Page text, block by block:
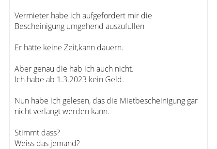
Vermieter habe ich aufgefordert mir die
Bescheinigung umgehend auszufüllen
Er hätte keine Zeit,kann dauern.
Aber genau die hab ich auch nicht.
Ich habe ab 1.3.2023 kein Geld.
Nun habe ich gelesen, das die Mietbescheinigung gar
nicht verlangt werden kann.
Stimmt dass?
Weiss das jemand?